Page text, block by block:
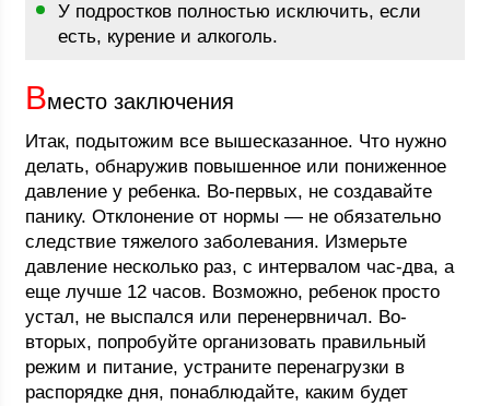
У подростков полностью исключить, если
есть, курение и алкоголь.
Вместо заключения
Итак, подытожим все вышесказанное. Что нужно
делать, обнаружив повышенное или пониженное
давление у ребенка. Во-первых, не создавайте
панику. Отклонение от нормы — не обязательно
следствие тяжелого заболевания. Измерьте
давление несколько раз, с интервалом час-два, а
еще лучше 12 часов. Возможно, ребенок просто
устал, не выспался или перенервничал. Во-
вторых, попробуйте организовать правильный
режим и питание, устраните перенагрузки в
распорядке дня, понаблюдайте, каким будет